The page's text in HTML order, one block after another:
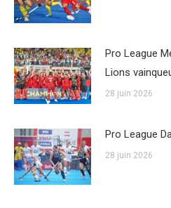
Pro League
Lions
28 juin 2026
Pro League
28 juin 2026